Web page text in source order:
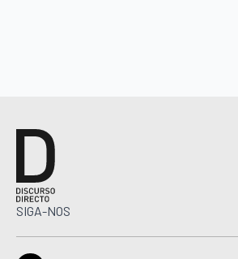
SIGA-NOS